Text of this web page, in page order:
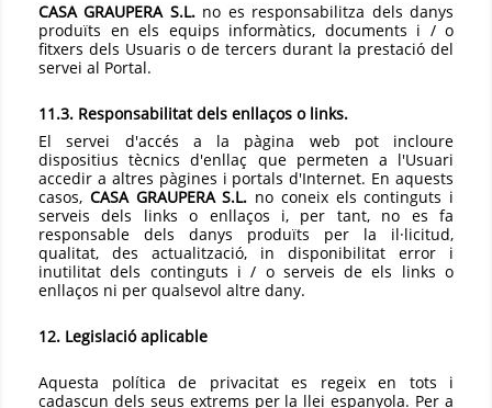
CASA GRAUPERA S.L. no es responsabilitza dels danys
produïts en els equips informàtics, documents i / o
fitxers dels Usuaris o de tercers durant la prestació del
servei al Portal.
11.3. Responsabilitat dels enllaços o links.
El servei d'accés a la pàgina web pot incloure
dispositius tècnics d'enllaç que permeten a l'Usuari
accedir a altres pàgines i portals d'Internet. En aquests
casos, CASA GRAUPERA S.L. no coneix els continguts i
serveis dels links o enllaços i, per tant, no es fa
responsable dels danys produïts per la il·licitud,
qualitat, des actualització, in disponibilitat error i
inutilitat dels continguts i / o serveis de els links o
enllaços ni per qualsevol altre dany.
12. Legislació aplicable
Aquesta política de privacitat es regeix en tots i
cadascun dels seus extrems per la llei espanyola. Per a